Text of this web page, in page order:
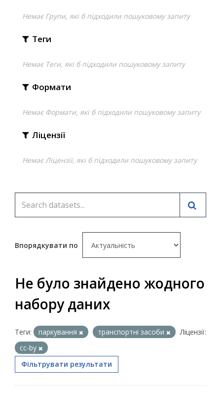
Немає Групи, які б підходили пошуковому запиту
Теги
Немає Теги, які б підходили пошуковому запиту
Формати
Немає Формати, які б підходили пошуковому запиту
Ліцензії
Немає Ліцензії, які б підходили пошуковому запиту
Впорядкувати по
Не було знайдено жодного
набору даних
Теги: паркування транспортні засоби
Ліцензії:
cc-by
Фільтрувати результати